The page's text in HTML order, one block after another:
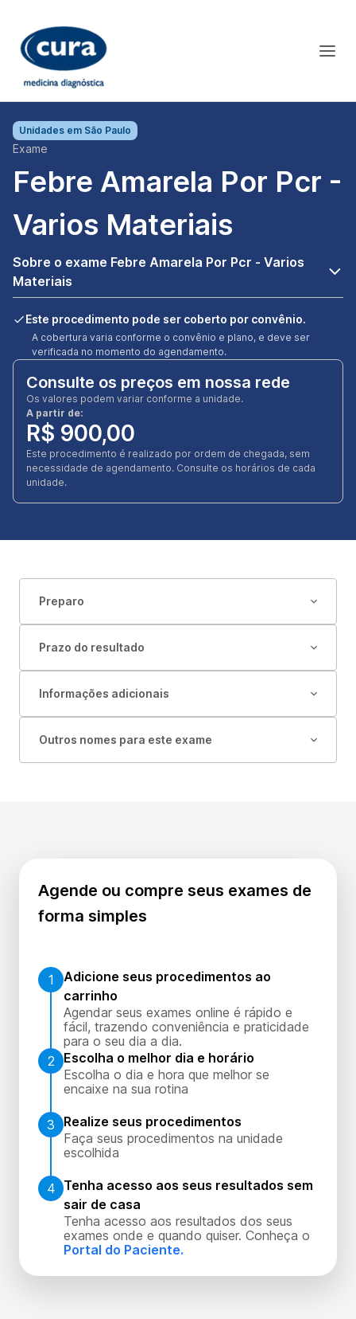
Unidades em São Paulo
Exame
Febre Amarela Por Pcr -
Varios Materiais
Sobre o exame Febre Amarela Por Pcr - Varios
Materiais
Este procedimento pode ser coberto por convênio.
A cobertura varia conforme o convênio e plano, e deve ser
verificada no momento do agendamento.
Consulte os preços em nossa rede
Os valores podem variar conforme a unidade.
A partir de:
R$ 900,00
Este procedimento é realizado por ordem de chegada, sem
necessidade de agendamento. Consulte os horários de cada
unidade.
Preparo
Prazo do resultado
Informações adicionais
Outros nomes para este exame
Agende ou compre seus exames de
forma simples
1
Adicione seus procedimentos ao
carrinho
Agendar seus exames online é rápido e
fácil, trazendo conveniência e praticidade
para o seu dia a dia.
2
Escolha o melhor dia e horário
Escolha o dia e hora que melhor se
encaixe na sua rotina
3
Realize seus procedimentos
Faça seus procedimentos na unidade
escolhida
4 Tenha acesso aos seus resultados sem
sair de casa
Tenha acesso aos resultados dos seus
exames onde e quando quiser. Conheça o
Portal do Paciente.